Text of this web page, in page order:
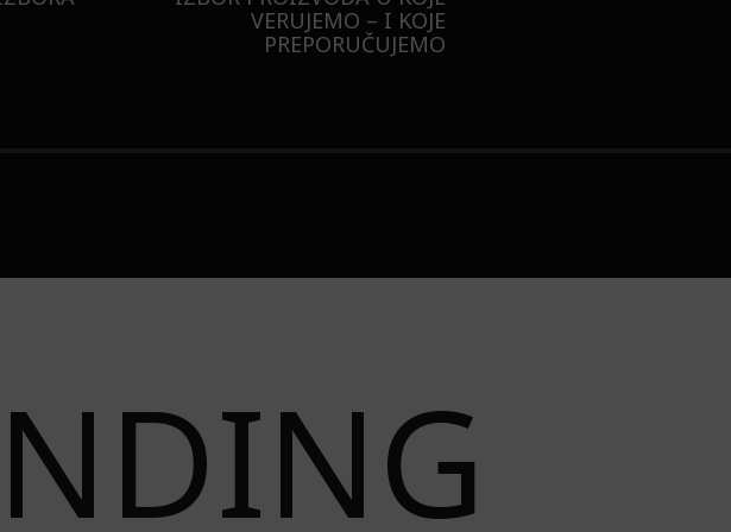
STILIZOVALI NAJPOŽELJNIJU
JAKNU NA 3 NAČINA